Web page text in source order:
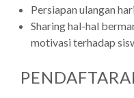
Persiapan ulangan
Sharing hal-hal
motivasi terhadap